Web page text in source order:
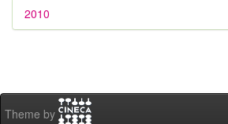
2010
Theme by